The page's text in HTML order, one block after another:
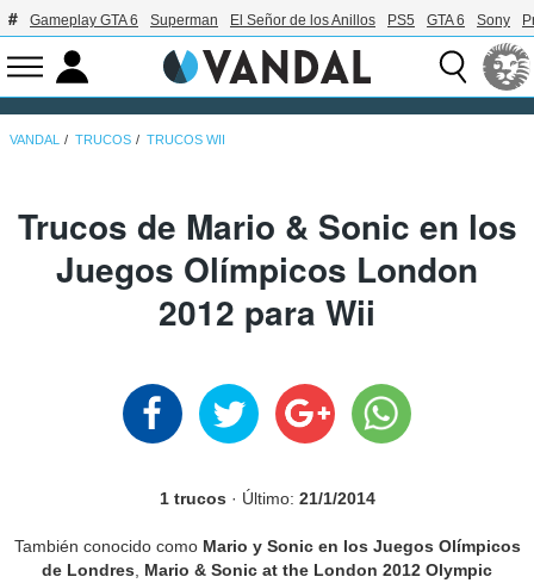
Gameplay GTA 6 Superman El Señor de los Anillos PS5 GTA 6 Sony
VANDAL TRUCOS TRUCOS WII
Trucos de Mario & Sonic en los
Juegos Olímpicos London
2012 para Wii
1 trucos · Último: 21/1/2014
También conocido como Mario y Sonic en los Juegos Olímpicos
de Londres
Mario & Sonic at the London 2012 Olympic